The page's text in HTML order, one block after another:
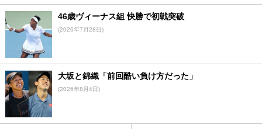
46歳ヴィーナス組 快勝で初戦突破
(2026年7月28日)
大坂と錦織「前回酷い負け方だった」
(2026年8月4日)